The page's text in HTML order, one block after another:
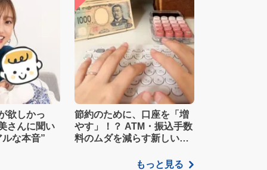
欲しかっ
さんに聞い
な本音”
節約のために、口座を「増
やす」！？ ATM・振込手数
料のムダを減らす新しい家
もっと見る